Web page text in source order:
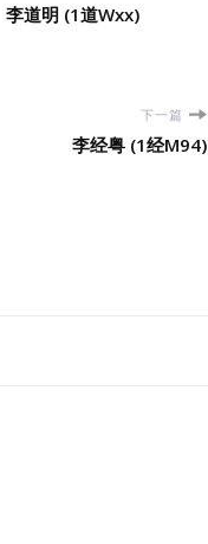
李道明 (1道Wxx)
下一篇
李经粤 (1经M94)